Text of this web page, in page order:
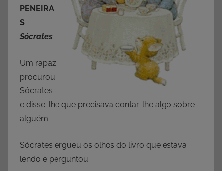
PENEIRA
S
Sócrates
Um rapaz
procurou
Sócrates
e disse-lhe que precisava contar-lhe algo sobre
alguém.
Sócrates ergueu os olhos do livro que estava
lendo e perguntou: